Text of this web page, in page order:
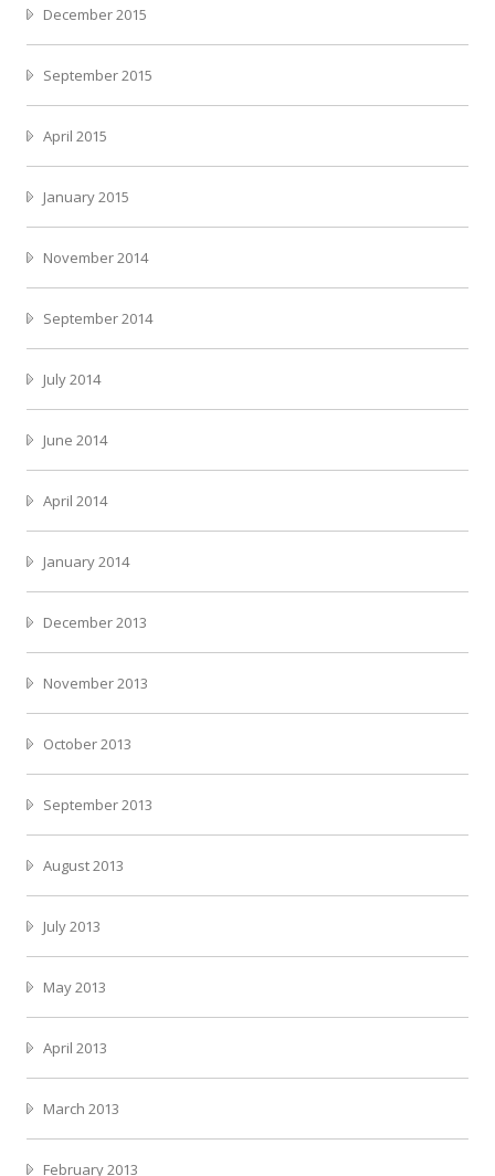
December 2015
September 2015
April 2015
January 2015
November 2014
September 2014
July 2014
June 2014
April 2014
January 2014
December 2013
November 2013
October 2013
September 2013
August 2013
July 2013
May 2013
April 2013
March 2013
February 2013